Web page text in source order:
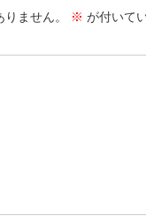
ません。 ※ が付いて